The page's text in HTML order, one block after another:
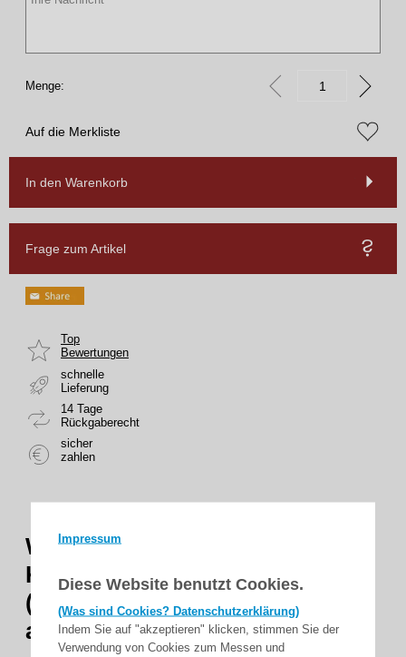
Impressum
Diese Website benutzt Cookies.
(Was sind Cookies? Datenschutzerklärung)
Indem Sie auf "akzeptieren" klicken, stimmen Sie der
Verwendung von Cookies zum Messen und
Menge:
Auf die Merkliste
In den Warenkorb
Frage zum Artikel
Top
Bewertungen
schnelle
Lieferung
14 Tage
Rückgaberecht
sicher
zahlen
WTS - Funk-Code-Tastatur 3-
Kanal: KeeLoq-System
(Hopping-Code),Tastaturfeld
aus Folie, IP 65FE 868,30 MHz